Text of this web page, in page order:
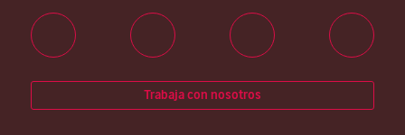
Trabaja con nosotros